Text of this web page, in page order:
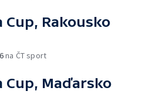
Cup, Rakousko
na ČT sport
Cup, Maďarsko